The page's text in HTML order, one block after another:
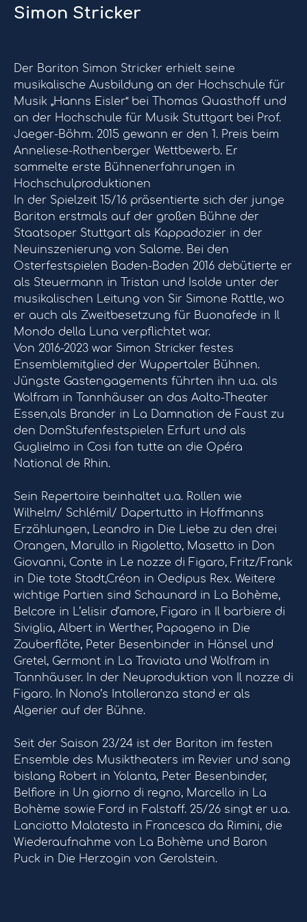
Simon Stricker
Der Bariton Simon Stricker erhielt seine
musikalische Ausbildung an der Hochschule für
Musik „Hanns Eisler“ bei Thomas Quasthoff und
an der Hochschule für Musik Stuttgart bei Prof.
Jaeger-Böhm. 2015 gewann er den 1. Preis beim
Anneliese-Rothenberger Wettbewerb. Er
sammelte erste Bühnenerfahrungen in
Hochschulproduktionen
In der Spielzeit 15/16 präsentierte sich der junge
Bariton erstmals auf der großen Bühne der
Staatsoper Stuttgart als Kappadozier in der
Neuinszenierung von Salome. Bei den
Osterfestspielen Baden-Baden 2016 debütierte er
als Steuermann in Tristan und Isolde unter der
musikalischen Leitung von Sir Simone Rattle, wo
er auch als Zweitbesetzung für Buonafede in Il
Mondo della Luna verpflichtet war.
Von 2016-2023 war Simon Stricker festes
Ensemblemitglied der Wuppertaler Bühnen.
Jüngste Gastengagements führten ihn u.a. als
Wolfram in Tannhäuser an das Aalto-Theater
Essen,als Brander in La Damnation de Faust zu
den DomStufenfestspielen Erfurt und als
Guglielmo in Cosi fan tutte an die Opéra
National de Rhin.
Sein Repertoire beinhaltet u.a. Rollen wie
Wilhelm/ Schlémil/ Dapertutto in Hoffmanns
Erzählungen, Leandro in Die Liebe zu den drei
Orangen, Marullo in Rigoletto, Masetto in Don
Giovanni, Conte in Le nozze di Figaro, Fritz/Frank
in Die tote Stadt,Créon in Oedipus Rex. Weitere
wichtige Partien sind Schaunard in La Bohème,
Belcore in L’elisir d’amore, Figaro in Il barbiere di
Siviglia, Albert in Werther, Papageno in Die
Zauberflöte, Peter Besenbinder in Hänsel und
Gretel, Germont in La Traviata und Wolfram in
Tannhäuser. In der Neuproduktion von Il nozze di
Figaro. In Nono’s Intolleranza stand er als
Algerier auf der Bühne.
Seit der Saison 23/24 ist der Bariton im festen
Ensemble des Musiktheaters im Revier und sang
bislang Robert in Yolanta, Peter Besenbinder,
Belfiore in Un giorno di regno, Marcello in La
Bohème sowie Ford in Falstaff. 25/26 singt er u.a.
Lanciotto Malatesta in Francesca da Rimini, die
Wiederaufnahme von La Bohème und Baron
Puck in Die Herzogin von Gerolstein.